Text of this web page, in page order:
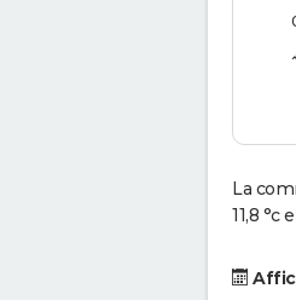
La
11,8 °c